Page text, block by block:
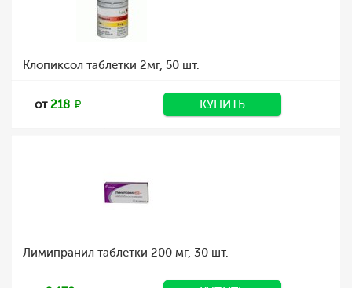
Клопиксол таблетки 2мг, 50 шт.
от218 КУПИТЬ
Лимипранил таблетки 200 мг, 30 шт.